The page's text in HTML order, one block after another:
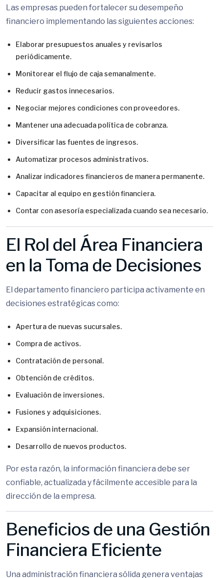
Las empresas pueden fortalecer su desempeño
financiero implementando las siguientes acciones:
Elaborar presupuestos anuales y revisarlos
periódicamente.
Monitorear el flujo de caja semanalmente.
Reducir gastos innecesarios.
Negociar mejores condiciones con proveedores.
Mantener una adecuada política de cobranza.
Diversificar las fuentes de ingresos.
Automatizar procesos administrativos.
Analizar indicadores financieros de manera permanente.
Capacitar al equipo en gestión financiera.
Contar con asesoría especializada cuando sea necesario.
El Rol del Área Financiera
en la Toma de Decisiones
El departamento financiero participa activamente en
decisiones estratégicas como:
Apertura de nuevas sucursales.
Compra de activos.
Contratación de personal.
Obtención de créditos.
Evaluación de inversiones.
Fusiones y adquisiciones.
Expansión internacional.
Desarrollo de nuevos productos.
Por esta razón, la información financiera debe ser
confiable, actualizada y fácilmente accesible para la
dirección de la empresa.
Beneficios de una Gestión
Financiera Eficiente
Una administración financiera sólida genera ventajas